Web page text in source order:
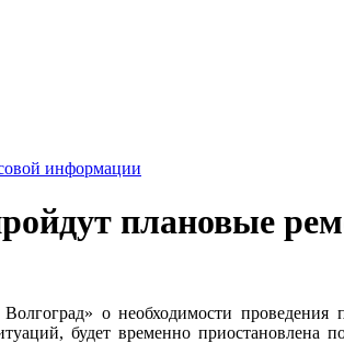
информации
плановые
о необходимости проведения
будет временно приостановлена